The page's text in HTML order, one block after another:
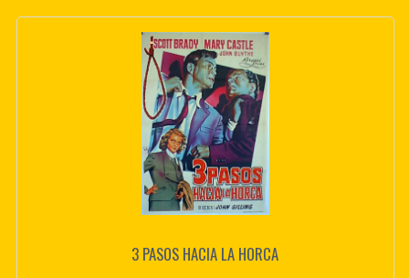
3 PASOS HACIA LA HORCA